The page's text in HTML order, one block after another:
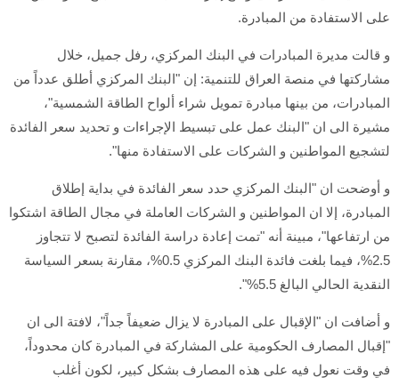
على الاستفادة من المبادرة.
و قالت مديرة المبادرات في البنك المركزي، رفل جميل، خلال
مشاركتها في منصة العراق للتنمية: إن "البنك المركزي أطلق عدداً من
المبادرات، من بينها مبادرة تمويل شراء ألواح الطاقة الشمسية"،
مشيرة الى ان "البنك عمل على تبسيط الإجراءات و تحديد سعر الفائدة
لتشجيع المواطنين و الشركات على الاستفادة منها".
و أوضحت ان "البنك المركزي حدد سعر الفائدة في بداية إطلاق
المبادرة، إلا ان المواطنين و الشركات العاملة في مجال الطاقة اشتكوا
من ارتفاعها"، مبينة أنه "تمت إعادة دراسة الفائدة لتصبح لا تتجاوز
2.5%، فيما بلغت فائدة البنك المركزي 0.5%، مقارنة بسعر السياسة
النقدية الحالي البالغ 5.5%".
و أضافت ان "الإقبال على المبادرة لا يزال ضعيفاً جداً"، لافتة الى ان
"إقبال المصارف الحكومية على المشاركة في المبادرة كان محدوداً،
في وقت نعول فيه على هذه المصارف بشكل كبير، لكون أغلب